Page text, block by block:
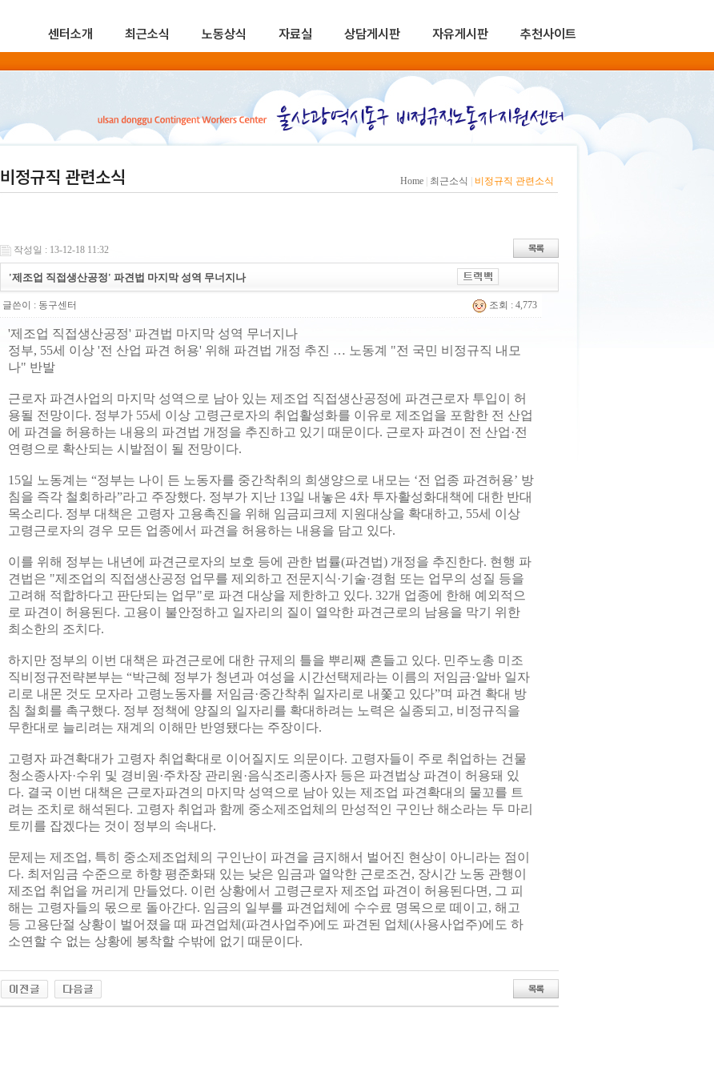
센터소개 최근소식 노동상식 자료실 상담게시판 자유게시판 추천사이트
비정규직 관련소식 Home 최근소식 비정규직 관련소식
작성일 : 13-12-18 11:32
'제조업 직접생산공정' 파견법 마지막 성역 무너지나
글쓴이 : 동구센터 조회 : 4,773
'제조업 직접생산공정' 파견법 마지막 성역 무너지나
정부, 55세 이상 '전 산업 파견 허용' 위해 파견법 개정 추진 … 노동계 "전 국민 비정규직 내모
나" 반발
근로자 파견사업의 마지막 성역으로 남아 있는 제조업 직접생산공정에 파견근로자 투입이 허
용될 전망이다. 정부가 55세 이상 고령근로자의 취업활성화를 이유로 제조업을 포함한 전 산업
에 파견을 허용하는 내용의 파견법 개정을 추진하고 있기 때문이다. 근로자 파견이 전 산업·전
연령으로 확산되는 시발점이 될 전망이다.
15일 노동계는 “정부는 나이 든 노동자를 중간착취의 희생양으로 내모는 ‘전 업종 파견허용’ 방
침을 즉각 철회하라”라고 주장했다. 정부가 지난 13일 내놓은 4차 투자활성화대책에 대한 반대
목소리다. 정부 대책은 고령자 고용촉진을 위해 임금피크제 지원대상을 확대하고, 55세 이상
고령근로자의 경우 모든 업종에서 파견을 허용하는 내용을 담고 있다.
이를 위해 정부는 내년에 파견근로자의 보호 등에 관한 법률(파견법) 개정을 추진한다. 현행 파
견법은 "제조업의 직접생산공정 업무를 제외하고 전문지식·기술·경험 또는 업무의 성질 등을
고려해 적합하다고 판단되는 업무"로 파견 대상을 제한하고 있다. 32개 업종에 한해 예외적으
로 파견이 허용된다. 고용이 불안정하고 일자리의 질이 열악한 파견근로의 남용을 막기 위한
최소한의 조치다.
하지만 정부의 이번 대책은 파견근로에 대한 규제의 틀을 뿌리째 흔들고 있다. 민주노총 미조
직비정규전략본부는 “박근혜 정부가 청년과 여성을 시간선택제라는 이름의 저임금·알바 일자
리로 내몬 것도 모자라 고령노동자를 저임금·중간착취 일자리로 내쫓고 있다”며 파견 확대 방
침 철회를 촉구했다. 정부 정책에 양질의 일자리를 확대하려는 노력은 실종되고, 비정규직을
무한대로 늘리려는 재계의 이해만 반영됐다는 주장이다.
고령자 파견확대가 고령자 취업확대로 이어질지도 의문이다. 고령자들이 주로 취업하는 건물
청소종사자·수위 및 경비원·주차장 관리원·음식조리종사자 등은 파견법상 파견이 허용돼 있
다. 결국 이번 대책은 근로자파견의 마지막 성역으로 남아 있는 제조업 파견확대의 물꼬를 트
려는 조치로 해석된다. 고령자 취업과 함께 중소제조업체의 만성적인 구인난 해소라는 두 마리
토끼를 잡겠다는 것이 정부의 속내다.
문제는 제조업, 특히 중소제조업체의 구인난이 파견을 금지해서 벌어진 현상이 아니라는 점이
다. 최저임금 수준으로 하향 평준화돼 있는 낮은 임금과 열악한 근로조건, 장시간 노동 관행이
제조업 취업을 꺼리게 만들었다. 이런 상황에서 고령근로자 제조업 파견이 허용된다면, 그 피
해는 고령자들의 몫으로 돌아간다. 임금의 일부를 파견업체에 수수료 명목으로 떼이고, 해고
등 고용단절 상황이 벌어졌을 때 파견업체(파견사업주)에도 파견된 업체(사용사업주)에도 하
소연할 수 없는 상황에 봉착할 수밖에 없기 때문이다.